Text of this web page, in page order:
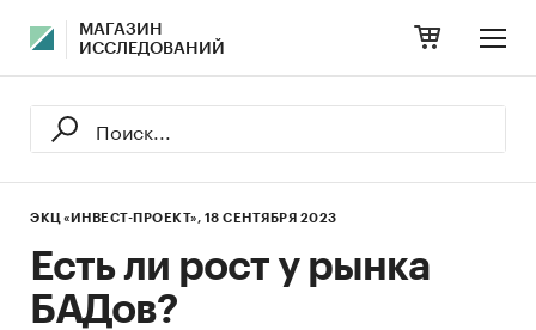
МАГАЗИН
ИССЛЕДОВАНИЙ
ЭКЦ «ИНВЕСТ-ПРОЕКТ», 18 СЕНТЯБРЯ 2023
Есть ли рост у рынка
БАДов?